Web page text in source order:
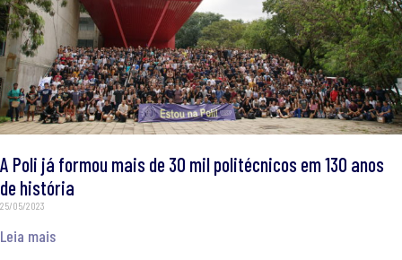
A Poli já formou mais de 30 mil politécnicos em 130 anos
de história
25/05/2023
Leia mais